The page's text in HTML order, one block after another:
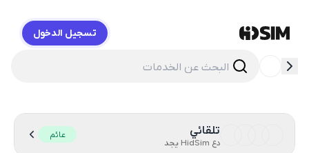
تسجيل الدخول
تلقائي
دع HidSim يجد
عائم